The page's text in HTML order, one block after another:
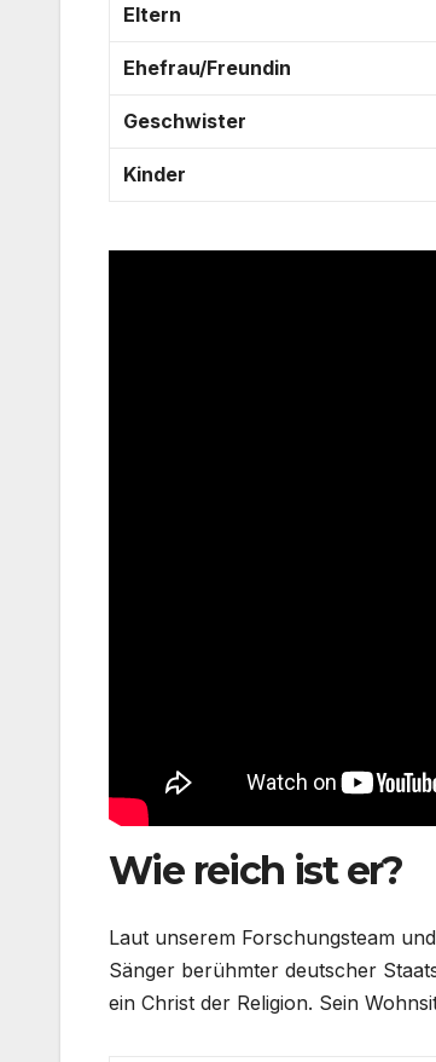
Eltern
Ehefrau/Freundin
Geschwister
Kinder
Wie reich ist er?
Laut unserem Forschungsteam
Sänger berühmter deutscher
ein Christ der Religion. Sein